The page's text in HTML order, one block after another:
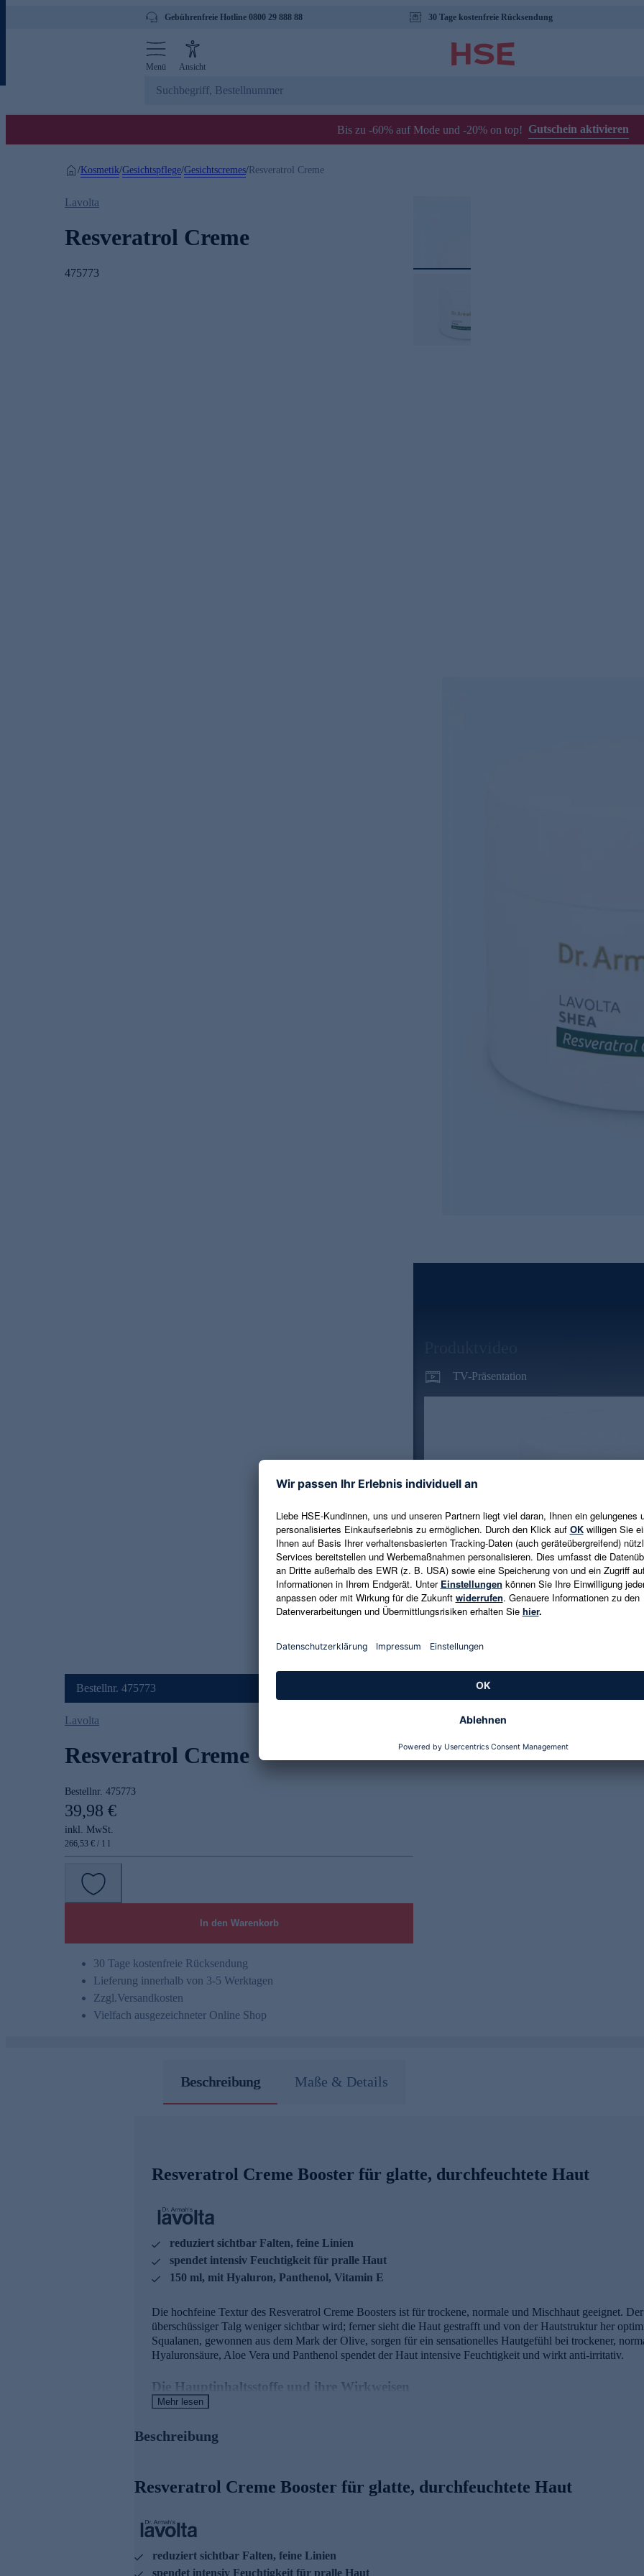
Gebührenfreie Hotline 0800 29 888 88 30 Tage kostenfreie Rücksendung
Menü Ansicht
Bis zu -60% auf Mode und -20% on top! Gutschein aktivieren
/Kosmetik/Gesichtspflege/Gesichtscremes/ Resveratrol Creme
Lavolta
Resveratrol Creme
475773
TV-Präsentation
Bestellnr. 475773
Lavolta
Resveratrol Creme
Bestellnr. 475773
39,98 €
inkl. MwSt.
266,53 € / 1 l
In den Warenkorb
30 Tage kostenfreie Rücksendung
Lieferung innerhalb von 3-5 Werktagen
Zzgl.Versandkosten
Vielfach ausgezeichneter Online Shop
Beschreibung Maße & Details
Resveratrol Creme Booster für glatte, durchfeuchtete Haut
reduziert sichtbar Falten, feine Linien
spendet intensiv Feuchtigkeit für pralle Haut
150 ml, mit Hyaluron, Panthenol, Vitamin E
Die hochfeine Textur des Resveratrol Creme Boosters ist für trockene, normale und Mischhaut geeignet.
überschüssiger Talg weniger sichtbar wird; ferner sieht die Haut gestrafft und von der Hautstruktur her
Squalanen, gewonnen aus dem Mark der Olive, sorgen für ein sensationelles Hautgefühl bei trockener,
Hyaluronsäure, Aloe Vera und Panthenol spendet der Haut intensive Feuchtigkeit und wirkt anti-irritativ.
Die Hauptinhaltsstoffe und ihre Wirkweisen
- Ein Extrakt aus der Weintraube und Weinrebe reduziert sichtbar die Anzahl und Tiefe von Fältchen,
- Der Wirkstoffkomplex um Hyaluronsäure und Aloe Vera erhöht die Hautfeuchtigkeit und lässt die Haut
Gepflegte Haut ist schöne Haut. Jetzt bequem online bestellen.
Mehr lesen
Beschreibung
Resveratrol Creme Booster für glatte, durchfeuchtete Haut
reduziert sichtbar Falten, feine Linien
spendet intensiv Feuchtigkeit für pralle Haut